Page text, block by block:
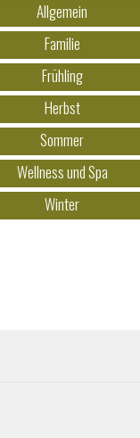
Allgemein
Familie
Frühling
Herbst
Sommer
Wellness und Spa
Winter